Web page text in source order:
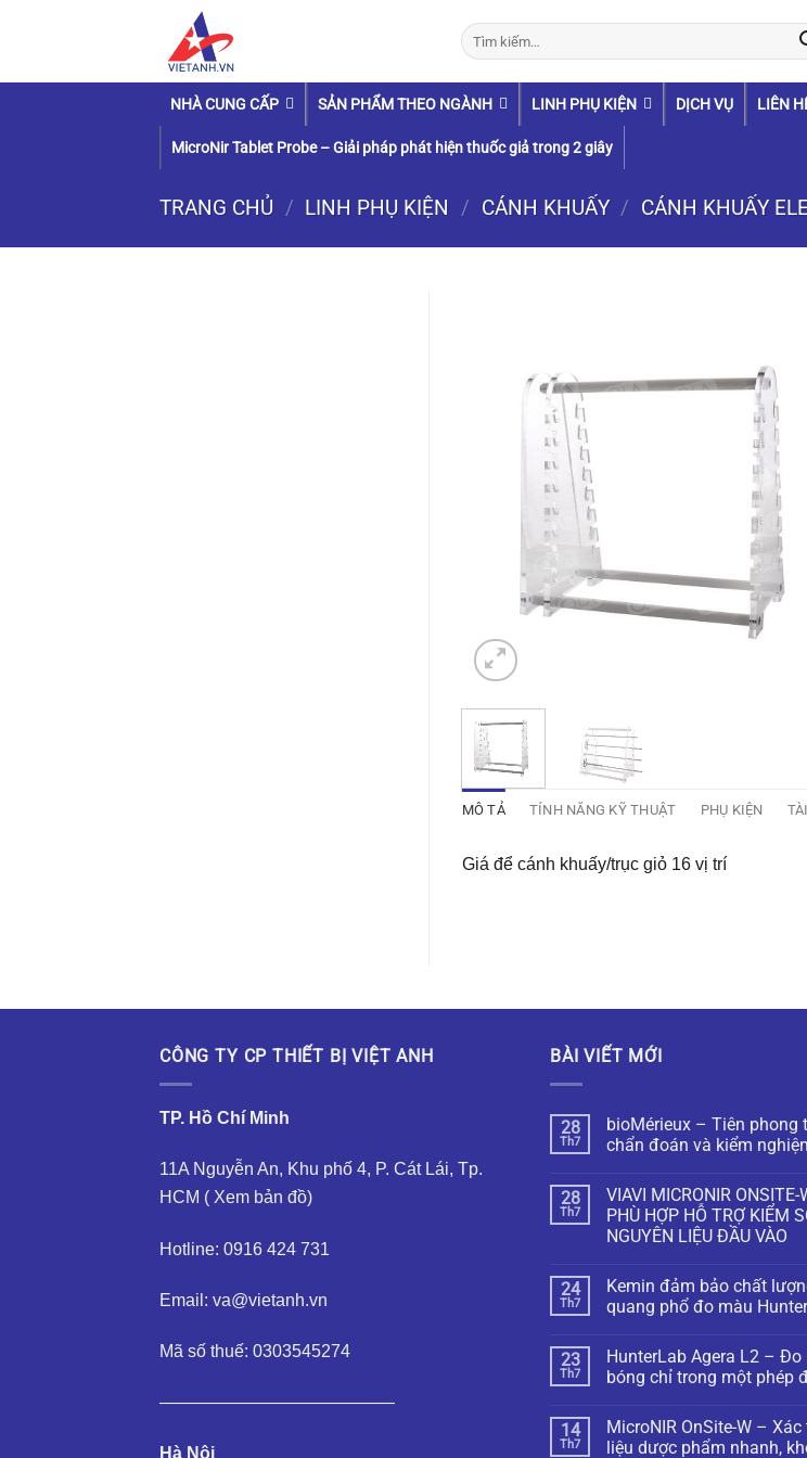
Tìm
kiếm:
NHÀ CUNG CẤP SẢN PHẨM THEO NGÀNH LINH PHỤ KIỆN DỊCH VỤ LIÊN
MicroNir Tablet Probe – Giải pháp phát hiện thuốc giả trong 2 giây
TRANG CHỦ / LINH PHỤ KIỆN / CÁNH KHUẤY / CÁNH KHUẤY
MÔ TẢ TÍNH NĂNG KỸ THUẬT PHỤ KIỆN
Giá để cánh khuấy/trục giỏ 16 vị trí
CÔNG TY CP THIẾT BỊ VIỆT ANH
TP. Hồ Chí Minh
11A Nguyễn An, Khu phố 4, P. Cát Lái, Tp.
HCM ( Xem bản đồ)
Hotline: 0916 424 731
Email: va@vietanh.vn
Mã số thuế: 0303545274
—————————————–
Hà Nội
BÀI VIẾT MỚI
28
Th7
bioMérieux – Tiên phong
chẩn đoán và kiểm
28
Th7
VIAVI MICRONIR
PHÙ HỢP HỖ TRỢ KIỂM
NGUYÊN LIỆU ĐẦU VÀO
24
Th7
Kemin đảm bảo chất
quang phổ đo màu
23
Th7
HunterLab Agera L2 –
bóng chỉ trong một phép
14
Th7
MicroNIR OnSite-W –
liệu dược phẩm nhanh,